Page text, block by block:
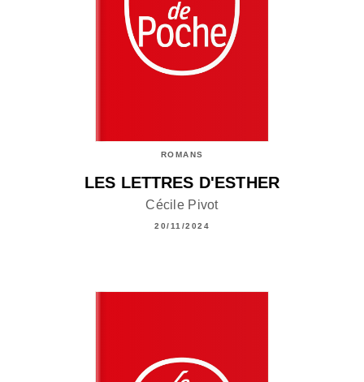
ROMANS
LES LETTRES D'ESTHER
Cécile Pivot
20/11/2024